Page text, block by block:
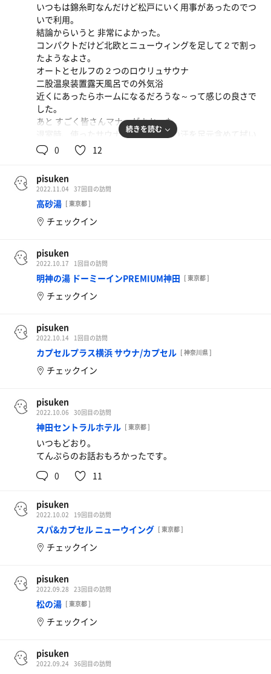
いつもは錦糸町なんだけど松戸にいく用事があったのでつ
いで利用。
結論からいうと 非常によかった。
コンパクトだけど北欧とニューウィングを足して２で割っ
たようなよさ。
オートとセルフの２つのロウリュサウナ
二股温泉装置露天風呂での外気浴
近くにあったらホームになるだろうな～って感じの良さで
した。
あと すごく皆さんマナーがよかった。
退室時、使ったサウナマットで自分の汗を足元含めて拭い
て出ていくのは素晴らしい。
大変よいマナーなので 自分も取り入れたいと思いましたで
す。
続きを読む
0 12
pisuken
2022.11.04 37回目の訪問
高砂湯 [ 東京都 ]
チェックイン
pisuken
2022.10.17 1回目の訪問
明神の湯 ドーミーインPREMIUM神田 [ 東京都 ]
チェックイン
pisuken
2022.10.14 1回目の訪問
カプセルプラス横浜 サウナ/カプセル [ 神奈川県 ]
チェックイン
pisuken
2022.10.06 30回目の訪問
神田セントラルホテル [ 東京都 ]
いつもどおり。
てんぷらのお話おもろかったです。
0
11
pisuken
2022.10.02 19回目の訪問
スパ&カプセル ニューウイング [ 東京都 ]
チェックイン
pisuken
2022.09.28 23回目の訪問
松の湯 [ 東京都 ]
チェックイン
pisuken
2022.09.24 36回目の訪問